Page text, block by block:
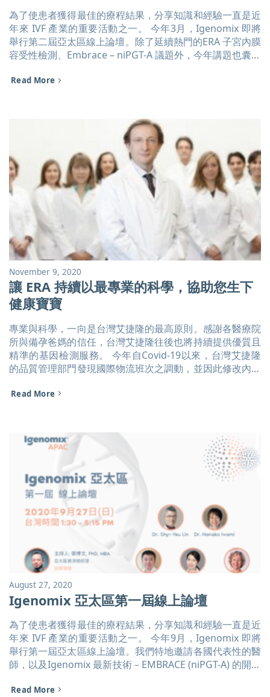
為了使患者獲得最佳的療程結果，分享知識和經驗一直是近
年來 IVF 產業的重要活動之一。 今年3月，Igenomix 即將
舉行第二屆亞太區線上論壇。除了延續熱門的ERA 子宮內膜
容受性檢測、Embrace – niPGT-A 議題外，今年講題也囊括
查看： https://www.igenomix.tw/symposium-landing-
Read More
November 9, 2020
讓 ERA 持續以最專業的科學，協助您生下
健康寶寶
專業與科學，一向是台灣艾捷隆的最高原則。感謝各醫療院
所與備孕爸媽的信任，台灣艾捷隆往後也將持續提供優質且
精準的基因檢測服務。 今年自Covid-19以來，台灣艾捷隆
的品質管理部門發現國際物流班次之調動，並因此修改內部
流公司已承諾將給予優先配送權，協助確保每位病患的療程
Read More
August 27, 2020
Igenomix 亞太區第一屆線上論壇
為了使患者獲得最佳的療程結果，分享知識和經驗一直是近
年來 IVF 產業的重要活動之一。 今年9月，Igenomix 即將
舉行第一屆亞太區線上論壇。我們特地邀請各國代表性的醫
師，以及Igenomix 最新技術－EMBRACE (niPGT-A) 的開發
失敗的解決方案。 活動詳情與講者介紹，請至以下連結查
Read More